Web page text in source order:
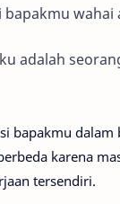
wahai
adalah
bapakmu dalam
karena
tersendiri.